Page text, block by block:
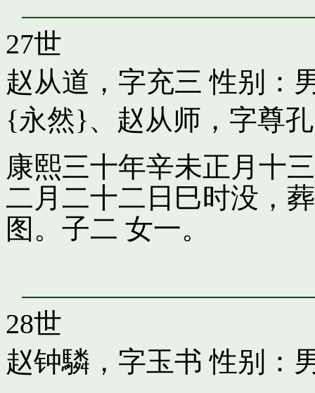
27世
赵从道，字充三 性别：
{永然}、 赵从师，字尊孔
康熙三十年辛未正月十
二月二十二日巳时没，
图。子二 女一。
28世
赵钟驎，字玉书 性别：